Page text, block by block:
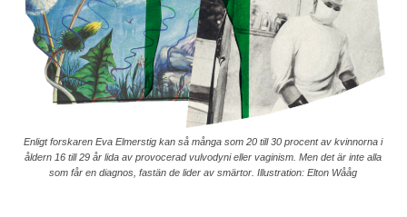
Enligt forskaren Eva Elmerstig kan så många som 20 till 30 procent av kvinnorna i
åldern 16 till 29 år lida av provocerad vulvodyni eller vaginism. Men det är inte alla
som får en diagnos, fastän de lider av smärtor. Illustration: Elton Wååg